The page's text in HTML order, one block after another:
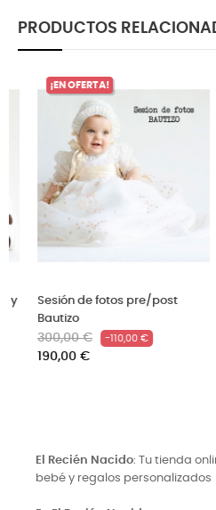
PRODUCTOS
¡EN OFERTA!
Sesión de fotos newborn
Precio
base
380,00 €
280,00 €
El Recién Nacido: Tu tienda
bebé y regalos personalizados